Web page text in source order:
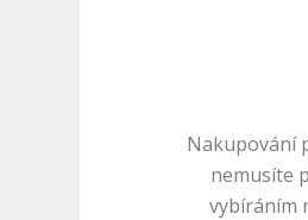
Nakupování
nemusíte
vybíráním